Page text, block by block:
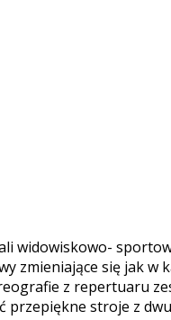
widowiskowo-
zmieniające się jak
z repertuaru
przepiękne stroje z